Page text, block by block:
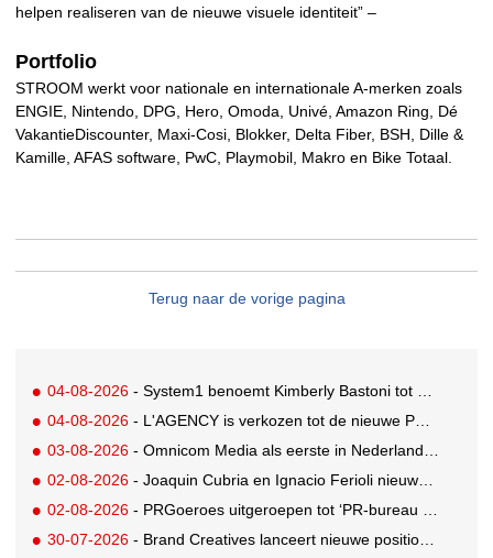
helpen realiseren van de nieuwe visuele identiteit” –
Portfolio
STROOM werkt voor nationale en internationale A-merken zoals
ENGIE, Nintendo, DPG, Hero, Omoda, Univé, Amazon Ring, Dé
VakantieDiscounter, Maxi-Cosi, Blokker, Delta Fiber, BSH, Dille &
Kamille, AFAS software, PwC, Playmobil, Makro en Bike Totaal.
Terug naar de vorige pagina
04-08-2026 - System1 benoemt Kimberly Bastoni tot Gobal Chief Commercial Officer
04-08-2026 - L'AGENCY is verkozen tot de nieuwe PR-partner van KoRo
03-08-2026 - Omnicom Media als eerste in Nederland actief met advertenties in ChatGPT
02-08-2026 - Joaquin Cubria en Ignacio Ferioli nieuwe Global CCO’s GUT, Renata Neumann Global Head of Production
02-08-2026 - PRGoeroes uitgeroepen tot ‘PR-bureau van het jaar 2026’
30-07-2026 - Brand Creatives lanceert nieuwe positionering: Create to Celebrate